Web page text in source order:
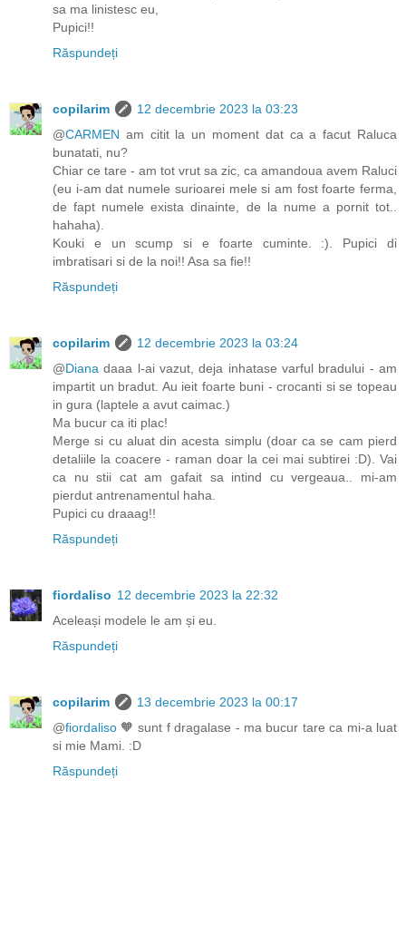
sa ma linistesc eu,
Pupici!!
Răspundeți
copilarim
12 decembrie 2023 la 03:23
@CARMEN am citit la un moment dat ca a facut Raluca
bunatati, nu?
Chiar ce tare - am tot vrut sa zic, ca amandoua avem Raluci
(eu i-am dat numele surioarei mele si am fost foarte ferma,
de fapt numele exista dinainte, de la nume a pornit tot..
hahaha).
Kouki e un scump si e foarte cuminte. :). Pupici di
imbratisari si de la noi!! Asa sa fie!!
Răspundeți
copilarim
12 decembrie 2023 la 03:24
@Diana daaa l-ai vazut, deja inhatase varful bradului - am
impartit un bradut. Au ieit foarte buni - crocanti si se topeau
in gura (laptele a avut caimac.)
Ma bucur ca iti plac!
Merge si cu aluat din acesta simplu (doar ca se cam pierd
detaliile la coacere - raman doar la cei mai subtirei :D). Vai
ca nu stii cat am gafait sa intind cu vergeaua.. mi-am
pierdut antrenamentul haha.
Pupici cu draaag!!
Răspundeți
fiordaliso 12 decembrie 2023 la 22:32
Aceleași modele le am și eu.
Răspundeți
copilarim
13 decembrie 2023 la 00:17
@fiordaliso 🧡 sunt f dragalase - ma bucur tare ca mi-a luat
si mie Mami. :D
Răspundeți